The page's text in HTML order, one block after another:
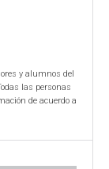
y alumnos del
las personas
de acuerdo a